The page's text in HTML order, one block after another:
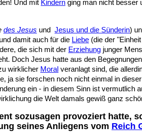
Und mit Kindern ging man nicht besser
des Jesus und Jesus und die Sünderin)
damit auch für die Liebe (die der
die sich mit der Erziehung junger
Doch Jesus hatte aus den
wirklicher Moral veranlagt sind, die
sie forschen noch nicht einmal in
ein - in diesem Sinn ist vermutlich
die Welt damals gewiß ganz
sozusagen provoziert hatte,
seines Anliegens vom Reich